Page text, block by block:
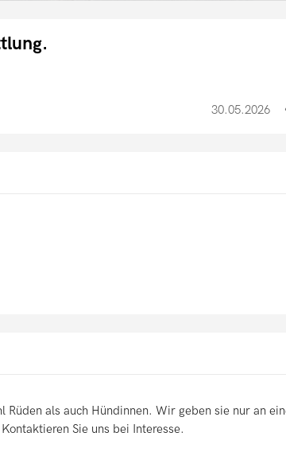
30.05.2026
Rüden als auch Hündinnen. Wir geben sie nur an
Sie uns bei Interesse.